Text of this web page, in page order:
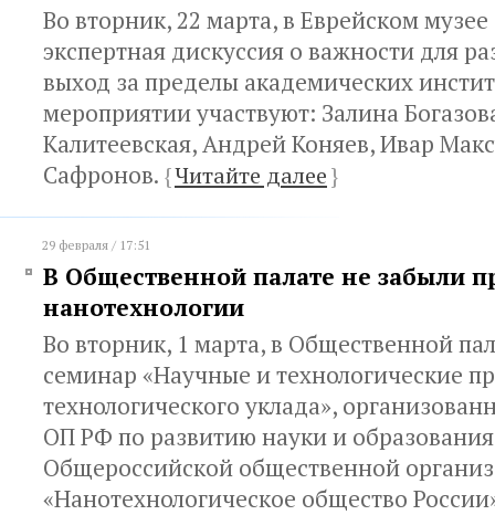
Во вторник, 22 марта, в Еврейском музее
экспертная дискуссия о важности для
выход за пределы академических
мероприятии участвуют: Залина
Калитеевская, Андрей Коняев, Ивар
Сафронов. {Читайте далее}
29 февраля / 17:51
В Общественной палате не забыли
нанотехнологии
Во вторник, 1 марта, в Общественной
семинар «Научные и технологические
технологического уклада»,
ОП РФ по развитию науки и
Общероссийской общественной
«Нанотехнологическое общество